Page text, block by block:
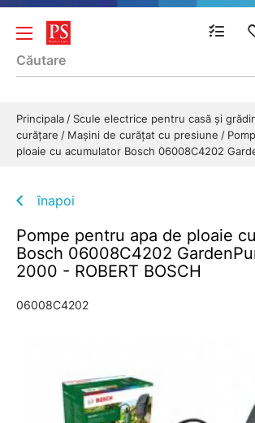
Principala Scule electrice pentru casă și
curăţare
Maşini de curăţat cu presiune
ploaie cu acumulator Bosch 06008C4202
înapoi
Pompe pentru apa de ploaie
Bosch 06008C4202
2000 - ROBERT BOSCH
06008C4202